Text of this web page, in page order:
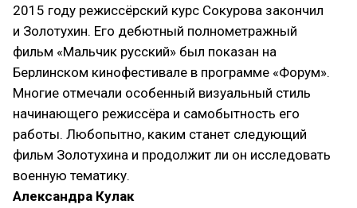
2015 году режиссёрский курс Сокурова закончил
и Золотухин. Его дебютный полнометражный
фильм «Мальчик русский» был показан на
Берлинском кинофестивале в программе «Форум».
Многие отмечали особенный визуальный стиль
начинающего режиссёра и самобытность его
работы. Любопытно, каким станет следующий
фильм Золотухина и продолжит ли он исследовать
военную тематику.
Александра Кулак